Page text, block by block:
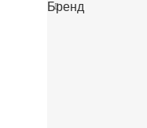
Бренд